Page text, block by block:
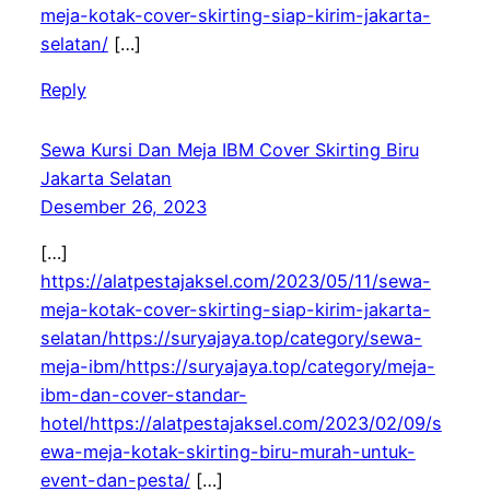
meja-kotak-cover-skirting-siap-kirim-jakarta-
selatan/[…]
Reply
Sewa Kursi Dan Meja IBM Cover Skirting Biru
Jakarta Selatan
Desember 26, 2023
[…]
https://alatpestajaksel.com/2023/05/11/sewa-
meja-kotak-cover-skirting-siap-kirim-jakarta-
selatan/https://suryajaya.top/category/sewa-
meja-ibm/https://suryajaya.top/category/meja-
ibm-dan-cover-standar-
hotel/https://alatpestajaksel.com/2023/02/09/s
ewa-meja-kotak-skirting-biru-murah-untuk-
event-dan-pesta/[…]